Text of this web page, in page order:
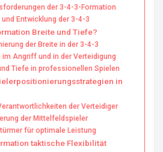
der 3-4-3-Formation
Entwicklung der 3-4-3
Breite und Tiefe?
der Breite in der 3-4-3
Angriff und in der Verteidigung
Tiefe in professionellen Spielen
in
der Verteidiger
der Mittelfeldspieler
für optimale Leistung
taktische Flexibilität